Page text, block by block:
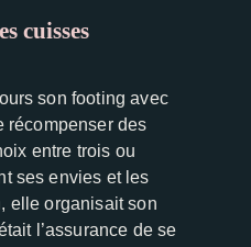
cuisses
son footing avec
récompenser des
entre trois ou
ses envies et les
elle organisait son
l’assurance de se